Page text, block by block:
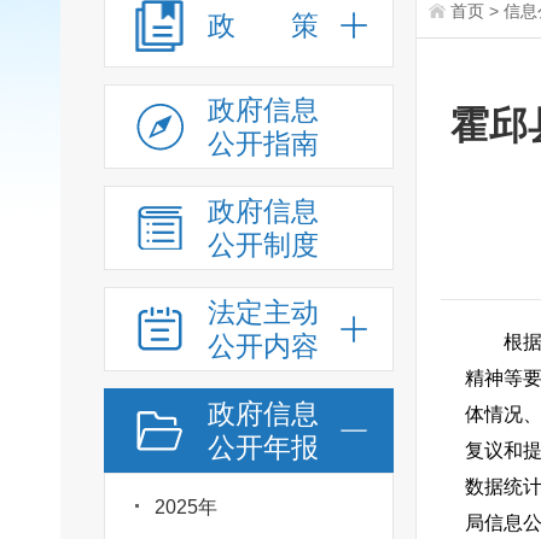
政 策
政府信息
公开指南
政府信息
公开制度
法定主动
公开内容
政府信息
公开年报
2025年
首页 > 信息
霍邱
根
精神等
体情况
复议和
数据统
局信息